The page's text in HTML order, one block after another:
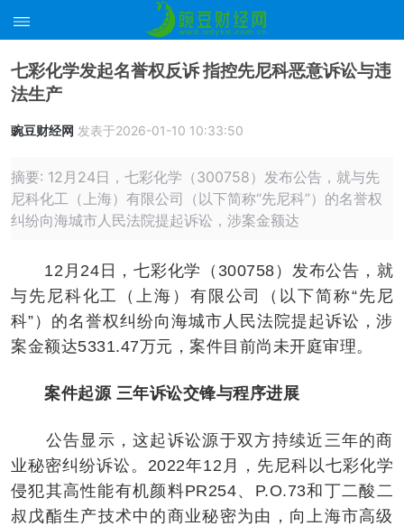
七彩化学发起名誉权反诉 指控先尼科恶意诉讼与违
法生产
豌豆财经网 发表于2026-01-10 10:33:50
摘要: 12月24日，七彩化学（300758）发布公告，就与先
尼科化工（上海）有限公司（以下简称“先尼科”）的名誉权
纠纷向海城市人民法院提起诉讼，涉案金额达
12月24日，七彩化学（300758）发布公告，就
与先尼科化工（上海）有限公司（以下简称“先尼
科”）的名誉权纠纷向海城市人民法院提起诉讼，涉
案金额达5331.47万元，案件目前尚未开庭审理。
案件起源 三年诉讼交锋与程序进展
公告显示，这起诉讼源于双方持续近三年的商
业秘密纠纷诉讼。2022年12月，先尼科以七彩化学
侵犯其高性能有机颜料PR254、P.O.73和丁二酸二
叔戊酯生产技术中的商业秘密为由，向上海市高级